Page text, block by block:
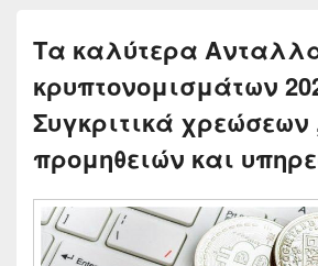
Τα καλύτερα
κρυπτονομισμάτων
Συγκριτικά χρεώσεων
προμηθειών και